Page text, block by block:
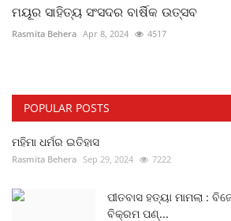
ମୟୂର ସାହିତ୍ୟ ସଂସଦର ବାର୍ଷିକ ଉତ୍ସବ
Rasmita Behera Apr 8, 2024 4517
POPULAR POSTS
ମହିମା ଧର୍ମର ଇତିହାସ
Rasmita Behera Sep 29, 2024 7222
ପୀତବାସ ହତ୍ୟା ମାମଲା :
ବିକ୍ରମ ପଣ୍...